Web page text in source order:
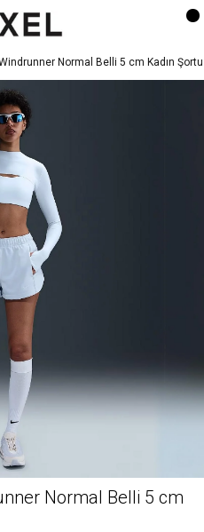
Normal Belli 5 cm Kadın Şortu
Normal Belli 5 cm